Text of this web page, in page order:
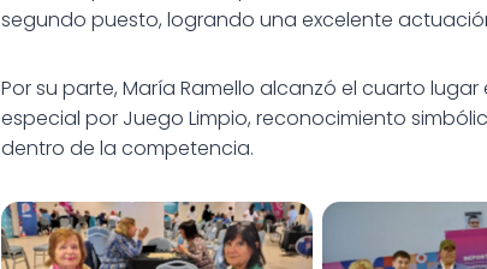
segundo puesto, logrando una excelente
Por su parte, María Ramello alcanzó el cuarto
especial por Juego Limpio, reconocimiento
dentro de la competencia.